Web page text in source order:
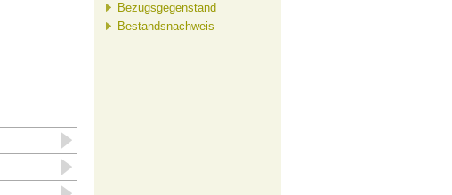
Bezugsgegenstand
Bestandsnachweis